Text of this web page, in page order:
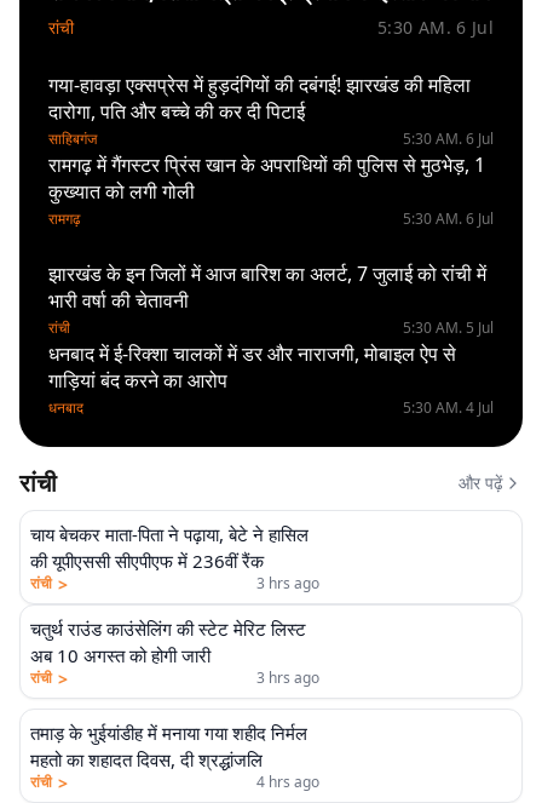
रांची 5:30 AM. 6 Jul
गया-हावड़ा एक्सप्रेस में हुड़दंगियों की दबंगई! झारखंड की महिला
दारोगा, पति और बच्चे की कर दी पिटाई
साहिबगंज 5:30 AM. 6 Jul
रामगढ़ में गैंगस्टर प्रिंस खान के अपराधियों की पुलिस से मुठभेड़, 1
कुख्यात को लगी गोली
रामगढ़ 5:30 AM. 6 Jul
झारखंड के इन जिलों में आज बारिश का अलर्ट, 7 जुलाई को रांची में
भारी वर्षा की चेतावनी
रांची 5:30 AM. 5 Jul
धनबाद में ई-रिक्शा चालकों में डर और नाराजगी, मोबाइल ऐप से
गाड़ियां बंद करने का आरोप
धनबाद 5:30 AM. 4 Jul
रांची और पढ़ें
चाय बेचकर माता-पिता ने पढ़ाया, बेटे ने हासिल
की यूपीएससी सीएपीएफ में 236वीं रैंक
रांची > 3 hrs ago
चतुर्थ राउंड काउंसेलिंग की स्टेट मेरिट लिस्ट
अब 10 अगस्त को होगी जारी
रांची > 3 hrs ago
तमाड़ के भुईयांडीह में मनाया गया शहीद निर्मल
महतो का शहादत दिवस, दी श्रद्धांजलि
रांची > 4 hrs ago